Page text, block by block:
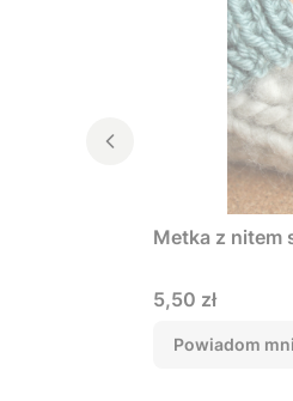
Metka z nitem
Cena
5,50 zł
Powiadom